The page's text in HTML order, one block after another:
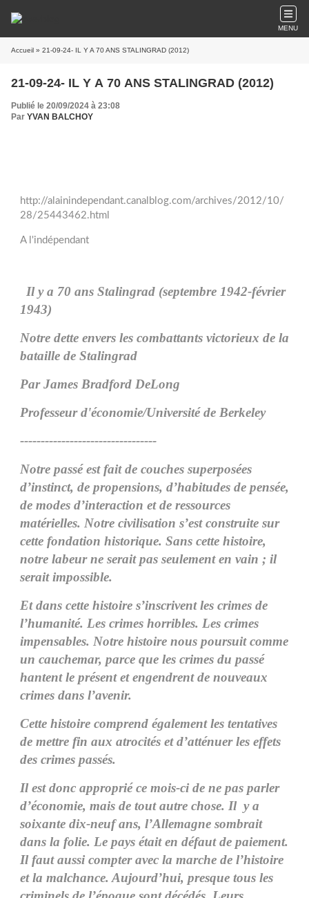
MENU
Accueil » 21-09-24- IL Y A 70 ANS STALINGRAD (2012)
21-09-24- IL Y A 70 ANS STALINGRAD (2012)
Publié le 20/09/2024 à 23:08
Par YVAN BALCHOY
http://alainindependant.canalblog.com/archives/2012/10/
28/25443462.html
A l'indépendant
Il y a 70 ans Stalingrad (septembre 1942-février
1943)
Notre dette envers les combattants victorieux de la
bataille de Stalingrad
Par James Bradford DeLong
Professeur d'économie/Université de Berkeley
---------------------------------
Notre passé est fait de couches superposées
d’instinct, de propensions, d’habitudes de pensée,
de modes d’interaction et de ressources
matérielles. Notre civilisation s’est construite sur
cette fondation historique. Sans cette histoire,
notre labeur ne serait pas seulement en vain ; il
serait impossible.
Et dans cette histoire s’inscrivent les crimes de
l’humanité. Les crimes horribles. Les crimes
impensables. Notre histoire nous poursuit comme
un cauchemar, parce que les crimes du passé
hantent le présent et engendrent de nouveaux
crimes dans l’avenir.
Cette histoire comprend également les tentatives
de mettre fin aux atrocités et d’atténuer les effets
des crimes passés.
Il est donc approprié ce mois-ci de ne pas parler
d’économie, mais de tout autre chose. Il y a
soixante dix-neuf ans, l’Allemagne sombrait
dans la folie. Le pays était en défaut de paiement.
Il faut aussi compter avec la marche de l’histoire
et la malchance. Aujourd’hui, presque tous les